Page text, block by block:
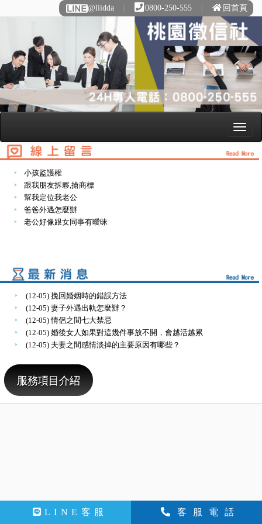
@liidda 0800-250-555 回首頁
小孩監護權
跟我朋友拆夥,搶商標
幫我定位我老公
爸爸外遇怎麼辦
老公好像跟女同事有曖昧
(12-05) 挽回婚姻時的錯誤方法
(12-05) 妻子外遇出軌怎麼辦？
(12-05) 情侶之間七大禁忌
(12-05) 婚後女人如果對這幾件事放不開，會越活越累
(12-05) 夫妻之間感情淡掉的主要原因有哪些？
客服電話
LINE客服